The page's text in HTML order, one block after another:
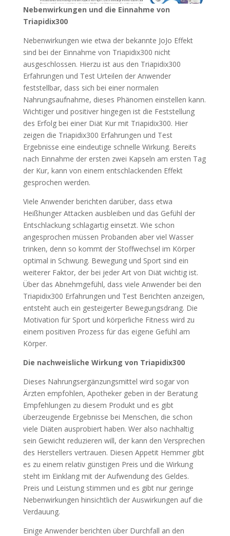
Nebenwirkungen und die Einnahme von
Triapidix300
Nebenwirkungen wie etwa der bekannte JoJo Effekt
sind bei der Einnahme von Triapidix300 nicht
ausgeschlossen. Hierzu ist aus den Triapidix300
Erfahrungen und Test Urteilen der Anwender
feststellbar, dass sich bei einer normalen
Nahrungsaufnahme, dieses Phänomen einstellen kann.
Wichtiger und positiver hingegen ist die Feststellung
des Erfolg bei einer Diät Kur mit Triapidix300. Hier
zeigen die Triapidix300 Erfahrungen und Test
Ergebnisse eine eindeutige schnelle Wirkung. Bereits
nach Einnahme der ersten zwei Kapseln am ersten Tag
der Kur, kann von einem entschlackenden Effekt
gesprochen werden.
Viele Anwender berichten darüber, dass etwa
Heißhunger Attacken ausbleiben und das Gefühl der
Entschlackung schlagartig einsetzt. Wie schon
angesprochen müssen Probanden aber viel Wasser
trinken, denn so kommt der Stoffwechsel im Körper
optimal in Schwung. Bewegung und Sport sind ein
weiterer Faktor, der bei jeder Art von Diät wichtig ist.
Über das Abnehmgefühl, dass viele Anwender bei den
Triapidix300 Erfahrungen und Test Berichten anzeigen,
entsteht auch ein gesteigerter Bewegungsdrang. Die
Motivation für Sport und körperliche Fitness wird zu
einem positiven Prozess für das eigene Gefühl am
Körper.
Die nachweisliche Wirkung von Triapidix300
Dieses Nahrungsergänzungsmittel wird sogar von
Ärzten empfohlen, Apotheker geben in der Beratung
Empfehlungen zu diesem Produkt und es gibt
überzeugende Ergebnisse bei Menschen, die schon
viele Diäten ausprobiert haben. Wer also nachhaltig
sein Gewicht reduzieren will, der kann den Versprechen
des Herstellers vertrauen. Diesen Appetit Hemmer gibt
es zu einem relativ günstigen Preis und die Wirkung
steht im Einklang mit der Aufwendung des Geldes.
Preis und Leistung stimmen und es gibt nur geringe
Nebenwirkungen hinsichtlich der Auswirkungen auf die
Verdauung.
Einige Anwender berichten über Durchfall an den